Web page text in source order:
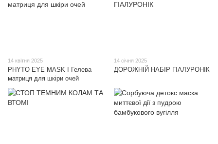
14 квітня 2025
PHYTO EYE MASK I Гелева
матриця для шкіри очей
14 січня 2025
ДОРОЖНІЙ НАБІР ГІАЛУРОНІК